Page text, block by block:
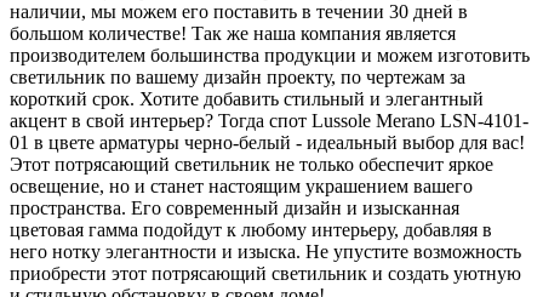
наличии, мы можем его поставить в течении 30 дней в
большом количестве! Так же наша компания является
производителем большинства продукции и можем изготовить
светильник по вашему дизайн проекту, по чертежам за
короткий срок. Хотите добавить стильный и элегантный
акцент в свой интерьер? Тогда спот Lussole Merano LSN-4101-
01 в цвете арматуры черно-белый - идеальный выбор для вас!
Этот потрясающий светильник не только обеспечит яркое
освещение, но и станет настоящим украшением вашего
пространства. Его современный дизайн и изысканная
цветовая гамма подойдут к любому интерьеру, добавляя в
него нотку элегантности и изыска. Не упустите возможность
приобрести этот потрясающий светильник и создать уютную